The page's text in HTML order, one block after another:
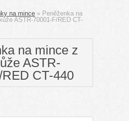
na mince » Peněženka na
ASTR-70001-F/RED CT-
na mince z
ASTR-
CT-440